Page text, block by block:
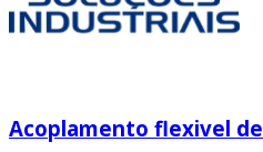
Acoplamento flexivel